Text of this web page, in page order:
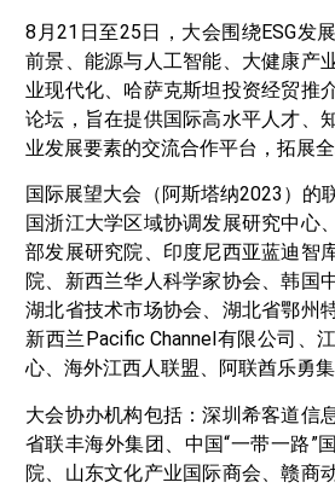
8月21日至25日，大会围绕ESG发
前景、能源与人工智能、大健康产
业现代化、哈萨克斯坦投资经贸推
论坛，旨在提供国际高水平人才、
业发展要素的交流合作平台，拓展全
国际展望大会（阿斯塔纳2023）的
国浙江大学区域协调发展研究中心
部发展研究院、印度尼西亚蓝迪智
院、新西兰华人科学家协会、韩国
湖北省技术市场协会、湖北省鄂州
新西兰Pacific Channel有限公司、
心、海外江西人联盟、阿联酋乐勇集
大会协办机构包括：深圳希客道信
省联丰海外集团、中国“一带一路”
院、山东文化产业国际商会、赣商